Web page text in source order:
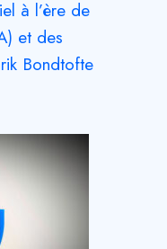
à l’ère de
et des
Bondtofte